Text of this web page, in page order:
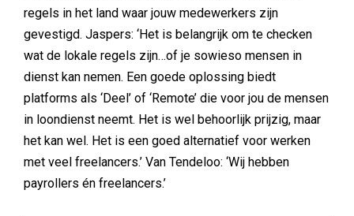
regels in het land waar jouw medewerkers zijn
gevestigd. Jaspers: ‘Het is belangrijk om te checken
wat de lokale regels zijn…of je sowieso mensen in
dienst kan nemen. Een goede oplossing biedt
platforms als ‘Deel’ of ‘Remote’ die voor jou de mensen
in loondienst neemt. Het is wel behoorlijk prijzig, maar
het kan wel. Het is een goed alternatief voor werken
met veel freelancers.’ Van Tendeloo: ‘Wij hebben
payrollers én freelancers.’